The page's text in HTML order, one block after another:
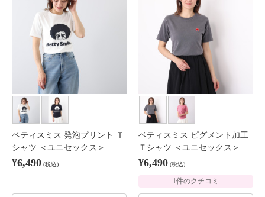
ベティスミス 発泡プリント Ｔ
シャツ ＜ユニセックス＞
¥6,490 (税込)
ベティスミス ピグメント加工
Ｔシャツ ＜ユニセックス＞
¥6,490 (税込)
1件のクチコミ